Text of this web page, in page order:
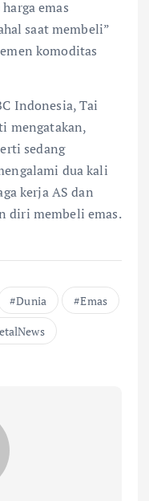
emas
saat membeli”
komoditas
Indonesia, Tai
mengatakan,
sedang
dua kali
kerja AS dan
diri membeli emas.
Dunia
Emas